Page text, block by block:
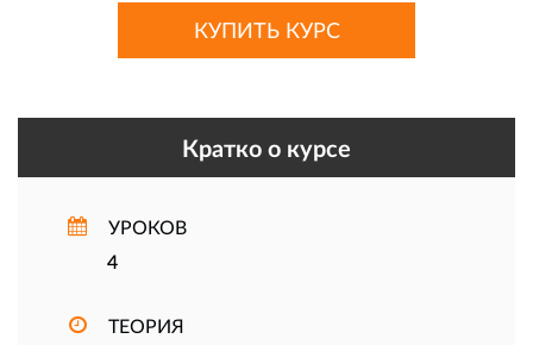
Кратко о курсе
УРОКОВ
4
ТЕОРИЯ